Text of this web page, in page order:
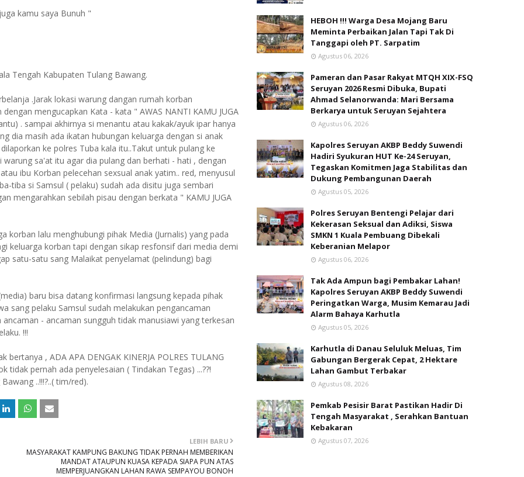
kamu saya Bunuh "
Tengah Kabupaten Tulang Bawang.
.Jarak lokasi warung dangan rumah korban
mengucapkan Kata - kata " AWAS NANTI KAMU JUGA
. sampai akhirnya si menantu atau kakak/ayuk ipar hanya
dia masih ada ikatan hubungan keluarga dengan si anak
ke polres Tuba kala itu..Takut untuk pulang ke
sa'at itu agar dia pulang dan berhati - hati , dengan
ibu Korban pelecehan sexsual anak yatim.. red, menyusul
tiba si Samsul ( pelaku) sudah ada disitu juga sembari
mengarahkan sebilah pisau dengan berkata " KAMU JUGA
korban lalu menghubungi pihak Media (Jurnalis) yang pada
keluarga korban tapi dengan sikap resfonsif dari media demi
satu-satu sang Malaikat penyelamat (pelindung) bagi
baru bisa datang konfirmasi langsung kepada pihak
sang pelaku Samsul sudah melakukan pengancaman
- ancaman sungguh tidak manusiawi yang terkesan
!!!
, ADA APA DENGAK KINERJA POLRES TULANG
tidak pernah ada penyelesaian ( Tindakan Tegas) ...??!
..!!!?..( tim/red).
LEBIH BARU
MASYARAKAT KAMPUNG BAKUNG TIDAK PERNAH MEMBERIKAN
MANDAT ATAUPUN KUASA KEPADA SIAPA PUN ATAS
MEMPERJUANGKAN LAHAN RAWA SEMPAYOU BONOH
HEBOH !!! Warga Desa Mojang Baru
Meminta Perbaikan Jalan Tapi Tak Di
Tanggapi oleh PT. Sarpatim
Agustus 06, 2026
Pameran dan Pasar Rakyat MTQH XIX-FSQ
Seruyan 2026 Resmi Dibuka, Bupati
Ahmad Selanorwanda: Mari Bersama
Berkarya untuk Seruyan Sejahtera
Agustus 06, 2026
Kapolres Seruyan AKBP Beddy Suwendi
Hadiri Syukuran HUT Ke-24 Seruyan,
Tegaskan Komitmen Jaga Stabilitas dan
Dukung Pembangunan Daerah
Agustus 05, 2026
Polres Seruyan Bentengi Pelajar dari
Kekerasan Seksual dan Adiksi, Siswa
SMKN 1 Kuala Pembuang Dibekali
Keberanian Melapor
Agustus 06, 2026
Tak Ada Ampun bagi Pembakar Lahan!
Kapolres Seruyan AKBP Beddy Suwendi
Peringatkan Warga, Musim Kemarau Jadi
Alarm Bahaya Karhutla
Agustus 05, 2026
Karhutla di Danau Seluluk Meluas, Tim
Gabungan Bergerak Cepat, 2 Hektare
Lahan Gambut Terbakar
Agustus 08, 2026
Pemkab Pesisir Barat Pastikan Hadir Di
Tengah Masyarakat , Serahkan Bantuan
Kebakaran
Agustus 07, 2026